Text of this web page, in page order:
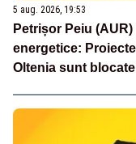
5 aug. 2026, 19:53
Petrișor Peiu
energetice:
Oltenia sunt